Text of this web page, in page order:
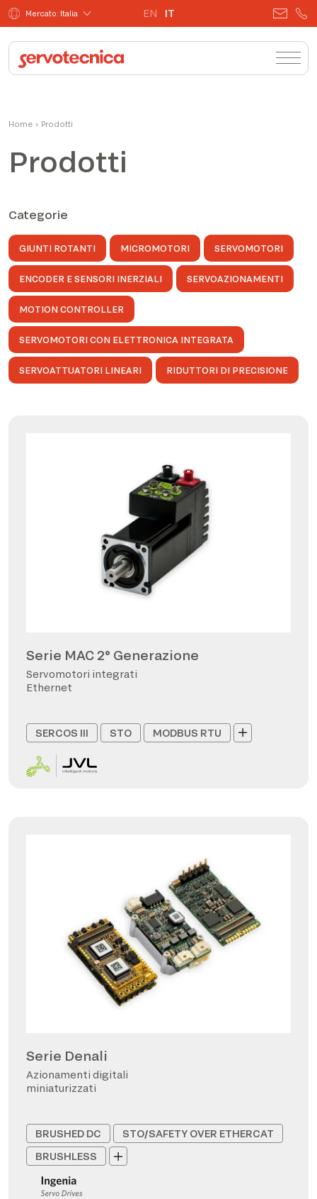
Mercato: Italia EN IT
Home › Prodotti
Prodotti
Categorie
GIUNTI ROTANTI MICROMOTORI SERVOMOTORI
ENCODER E SENSORI INERZIALI SERVOAZIONAMENTI
MOTION CONTROLLER
SERVOMOTORI CON ELETTRONICA INTEGRATA
SERVOATTUATORI LINEARI RIDUTTORI DI PRECISIONE
Serie MAC 2° Generazione
Servomotori integrati
Ethernet
SERCOS III STO MODBUS RTU
Serie Denali
Azionamenti digitali
miniaturizzati
BRUSHED DC
STO/SAFETY OVER ETHERCAT
BRUSHLESS